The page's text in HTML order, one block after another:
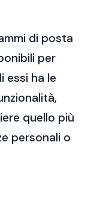
di posta
per
essi ha le
quello più
personali o